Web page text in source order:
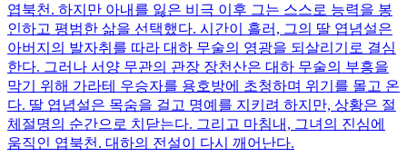
엽북천. 하지만 아내를 잃은 비극 이후 그는 스스로 능력을 봉
인하고 평범한 삶을 선택했다. 시간이 흘러, 그의 딸 엽념설은
아버지의 발자취를 따라 대하 무술의 영광을 되살리기로 결심
한다. 그러나 서양 무관의 관장 장천산은 대하 무술의 부흥을
막기 위해 가라테 우승자를 용호방에 초청하며 위기를 몰고 온
다. 딸 엽념설은 목숨을 걸고 명예를 지키려 하지만, 상황은 절
체절명의 순간으로 치닫는다. 그리고 마침내, 그녀의 진심에
움직인 엽북천. 대하의 전설이 다시 깨어난다.